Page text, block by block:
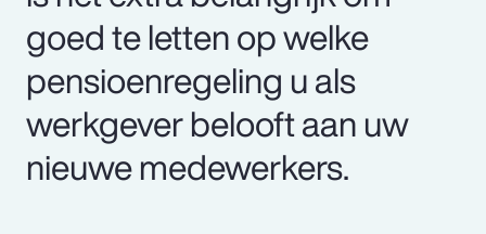
goed te letten op welke
pensioenregeling u als
werkgever belooft aan uw
nieuwe medewerkers.